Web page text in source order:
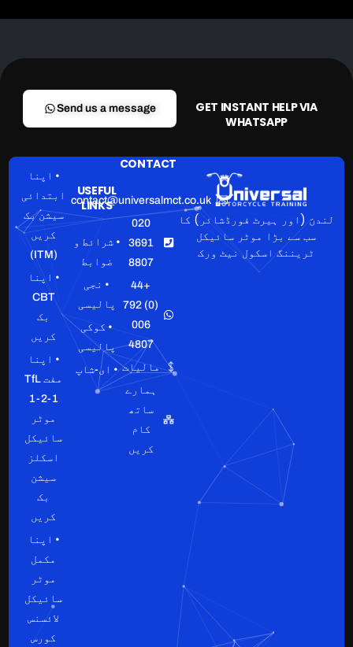
GET INSTANT HELP VIA
WHATSAPP
Send us a message
لندن (اور ہیرٹ فورڈشائر) کا
سب سے بڑا موٹر سائیکل
ٹریننگ اسکول نیٹ ورک
CONTACT
contact@universalmct.co.uk
020
3691
8807
+44
(0) 792
006
4807
مالیات
ہمارے
ساتھ
کام
کریں
USEFUL
LINKS
• شرائط و
ضوابط
• نجی
پالیسی
• کوکی
پالیسی
• ای-شاپ
• اپنا
ابتدائی
سیشن بک
کریں
(ITM)
• اپنا
CBT
بک
کریں
• اپنا
مفت TfL
1-2-1
موٹر
سائیکل
اسکلز
سیشن
بک
کریں
• اپنا
مکمل
موٹر
سائیکل
لائسنس
کورس